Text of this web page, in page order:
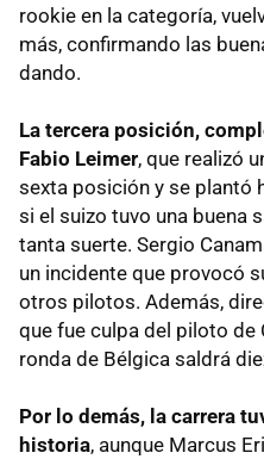
rookie en la categoría,
más, confirmando las
dando.
La tercera posición,
Fabio Leimer, que realizó
sexta posición y se plantó
si el suizo tuvo una buena
tanta suerte. Sergio
un incidente que provocó
otros pilotos. Además,
que fue culpa del piloto de
ronda de Bélgica saldrá
Por lo demás, la carrera
historia, aunque Marcus